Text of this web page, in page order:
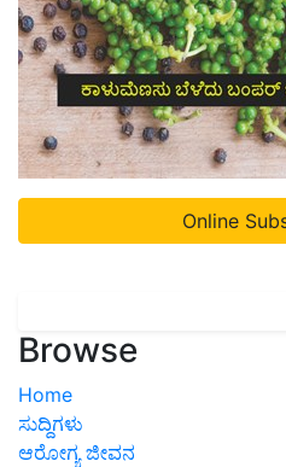
Online
Browse
Home
ಸುದ್ದಿಗಳು
ಆರೋಗ್ಯ ಜೀವನ